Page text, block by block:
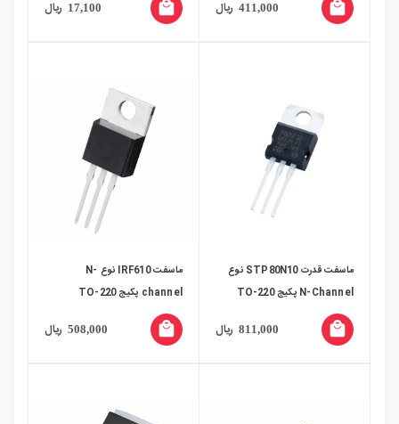
411,000 ریال local_mall
17,100 ریال local_mall
ماسفت قدرت STP80N10 نوع
N-Channel پکیج TO-220
811,000 ریال local_mall
ماسفت IRF610 نوع N-
channel پکیج TO-220
508,000 ریال local_mall